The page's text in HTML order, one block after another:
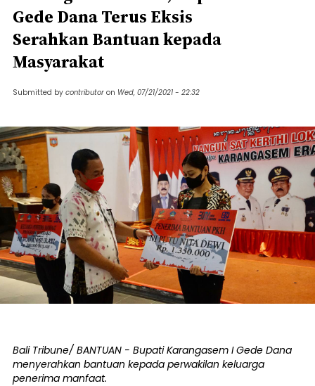
Gede Dana Terus Eksis
Serahkan Bantuan kepada
Masyarakat
Submitted by contributor on Wed, 07/21/2021 - 22:32
Bali Tribune/ BANTUAN - Bupati Karangasem I Gede Dana
menyerahkan bantuan kepada perwakilan keluarga
penerima manfaat.